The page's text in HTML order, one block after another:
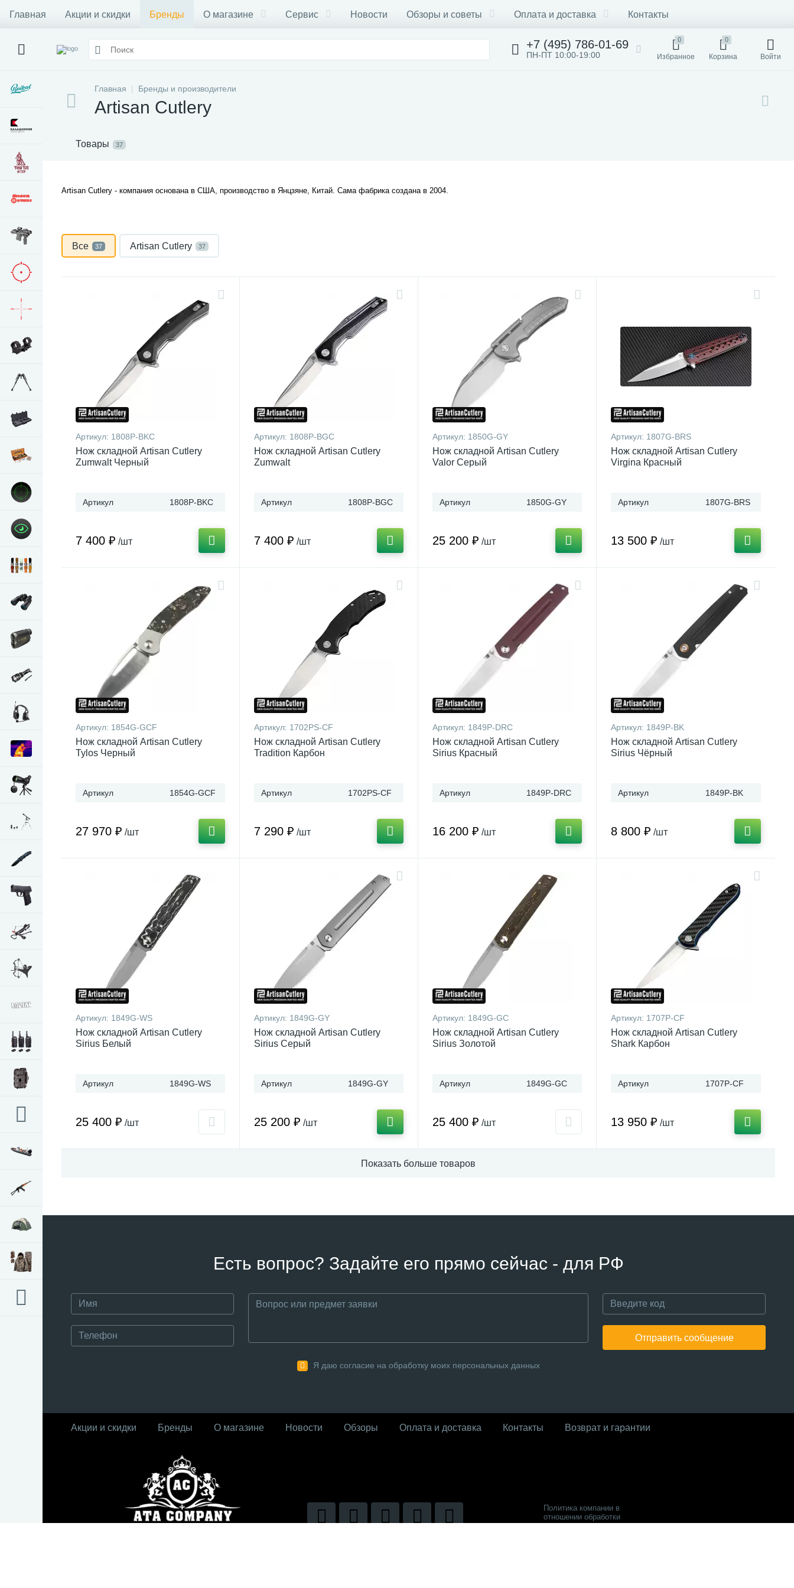
Главная Акции и скидки Бренды О магазине Сервис Новости Обзоры и советы Оплата и доставка Контакты
+7 (495) 786-01-69
ПН-ПТ 10:00-19:00
0
Избранное
0
Корзина Войти
Главная Бренды и производители
Artisan Cutlery
Товары 37
Artisan Cutlery - компания основана в США, производство в Янцзяне, Китай. Сама фабрика создана в 2004.
Все 37 Artisan Cutlery 37
Артикул: 1808P-BKC
Нож складной Artisan Cutlery
Zumwalt Черный
Артикул 1808P-BKC
7 400 ₽ /шт
Артикул: 1808P-BGC
Нож складной Artisan Cutlery
Zumwalt
Артикул 1808P-BGC
7 400 ₽ /шт
Артикул: 1850G-GY
Нож складной Artisan Cutlery
Valor Серый
Артикул 1850G-GY
25 200 ₽ /шт
Артикул: 1807G-BRS
Нож складной Artisan Cutlery
Virgina Красный
Артикул 1807G-BRS
13 500 ₽ /шт
Артикул: 1854G-GCF
Нож складной Artisan Cutlery
Tylos Черный
Артикул 1854G-GCF
27 970 ₽ /шт
Артикул: 1702PS-CF
Нож складной Artisan Cutlery
Tradition Карбон
Артикул 1702PS-CF
7 290 ₽ /шт
Артикул: 1849P-DRC
Нож складной Artisan Cutlery
Sirius Красный
Артикул 1849P-DRC
16 200 ₽ /шт
Артикул: 1849P-BK
Нож складной Artisan Cutlery
Sirius Чёрный
Артикул 1849P-BK
8 800 ₽ /шт
Артикул: 1849G-WS
Нож складной Artisan Cutlery
Sirius Белый
Артикул 1849G-WS
25 400 ₽ /шт
Артикул: 1849G-GY
Нож складной Artisan Cutlery
Sirius Серый
Артикул 1849G-GY
25 200 ₽ /шт
Артикул: 1849G-GC
Нож складной Artisan Cutlery
Sirius Золотой
Артикул 1849G-GC
25 400 ₽ /шт
Артикул: 1707P-CF
Нож складной Artisan Cutlery
Shark Карбон
Артикул 1707P-CF
13 950 ₽ /шт
Показать больше товаров
Есть вопрос? Задайте его прямо сейчас - для РФ
Отправить сообщение
Я даю согласие на обработку моих персональных данных
Акции и скидки Бренды О магазине Новости Обзоры Оплата и доставка Контакты Возврат и гарантии
Политика компании в
отношении обработки
персональных данных